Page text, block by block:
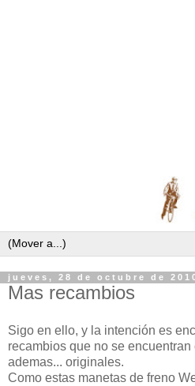
jueves, 28 de octubre de
Mas recambios
Sigo en ello, y la intención es
recambios que no se
ademas... originales.
Como estas manetas de freno